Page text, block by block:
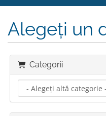
Alegeți un
Categorii